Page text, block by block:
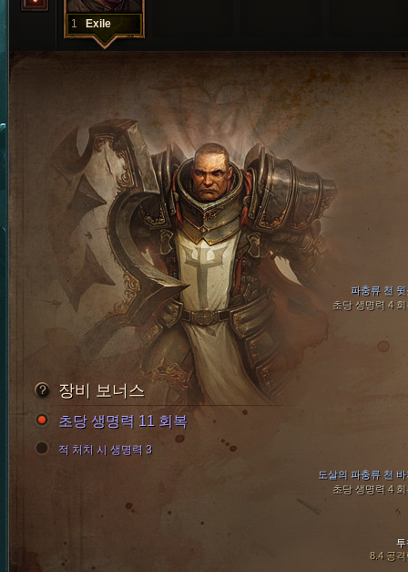
1 Exile
파충류 천 윗
초당 생명력 4 회
도살의 파충류 천 바
초당 생명력 4 회
투
8.4 공격
장비 보너스
초당 생명력 11 회복
적 처치 시 생명력 3